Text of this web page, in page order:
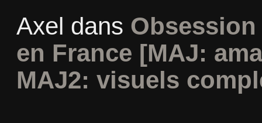
Axel dans
en France [MAJ:
MAJ2: visuels